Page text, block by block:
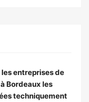
entreprises de
Bordeaux les
techniquement